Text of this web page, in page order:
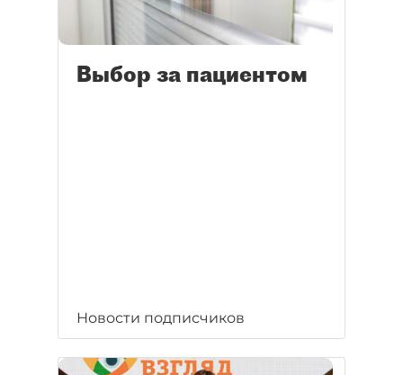
Выбор за пациентом
Новости подписчиков